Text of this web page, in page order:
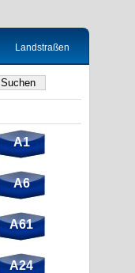
Landstraßen
A1
A6
A61
A24